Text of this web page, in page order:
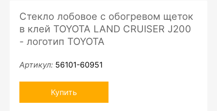
Стекло лобовое с обогревом щеток
в клей TOYOTA LAND CRUISER J200
- логотип TOYOTA
Артикул: 56101-60951
Купить